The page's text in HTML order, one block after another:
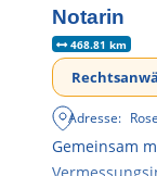
Notarin
468.81 km
Adresse:
Gemeinsam